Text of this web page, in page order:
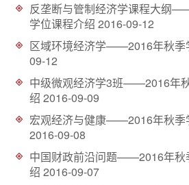
反垄断与管制经济学课程大纲
学位课程介绍 2016-09-12
区域环境经济学——2016年秋季
09-12
中级微观经济学3班——2016年
绍 2016-09-09
宏观经济与健康——2016年秋季
2016-09-08
中国财政前沿问题——2016年秋
绍 2016-09-07